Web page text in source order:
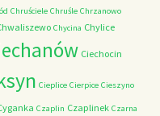
Chruściele Chruśle Chrzanowo
Chycina Chylice
Ciechocin
Cieplice Cierpice Cieszyno
Czaplin Czaplinek Czarna